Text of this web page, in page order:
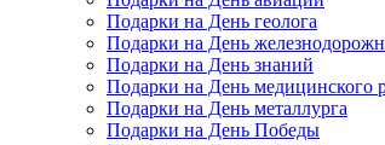
Подарки на День геолога
Подарки на День
Подарки на День знаний
Подарки на День медицинского
Подарки на День металлурга
Подарки на День Победы